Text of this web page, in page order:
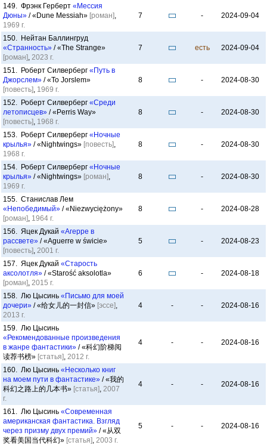
149. Фрэнк Герберт «Мессия
Дюны» / «Dune Messiah» [роман],
1969 г.
7 - 2024-09-04
150. Нейтан Баллингруд
«Странность» / «The Strange»
[роман], 2023 г.
7 есть 2024-09-04
151. Роберт Силверберг «Путь в
Джорслем» / «To Jorslem»
[повесть], 1969 г.
8 - 2024-08-30
152. Роберт Силверберг «Среди
летописцев» / «Perris Way»
[повесть], 1968 г.
8 - 2024-08-30
153. Роберт Силверберг «Ночные
крылья» / «Nightwings» [повесть],
1968 г.
8 - 2024-08-30
154. Роберт Силверберг «Ночные
крылья» / «Nightwings» [роман],
1969 г.
8 - 2024-08-30
155. Станислав Лем
«Непобедимый» / «Niezwyciężony»
[роман], 1964 г.
8 - 2024-08-28
156. Яцек Дукай «Агерре в
рассвете» / «Aguerre w świcie»
[повесть], 2001 г.
5 - 2024-08-23
157. Яцек Дукай «Старость
аксолотля» / «Starość aksolotla»
[роман], 2015 г.
6 - 2024-08-18
158. Лю Цысинь «Письмо для моей
дочери» / «给女儿的一封信» [эссе],
2013 г.
4 - - 2024-08-16
159. Лю Цысинь
«Рекомендованные произведения
в жанре фантастики» / «科幻阶梯阅
读荐书榜» [статья], 2012 г.
4 - - 2024-08-16
160. Лю Цысинь «Несколько книг
на моем пути в фантастике» / «我的
科幻之路上的几本书» [статья], 2007
г.
4 - - 2024-08-16
161. Лю Цысинь «Современная
американская фантастика. Взгляд
через призму двух премий» / «从双
奖看美国当代科幻» [статья], 2003 г.
5 - - 2024-08-16